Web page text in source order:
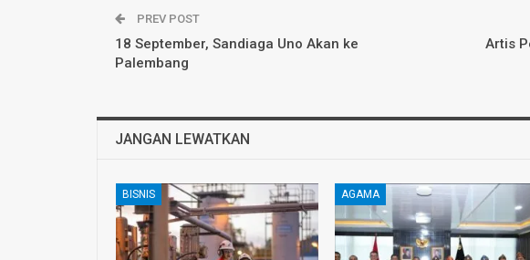
PREV POST
18 September, Sandiaga Uno Akan ke
Palembang
Artis
JANGAN LEWATKAN
BISNIS AGAMA